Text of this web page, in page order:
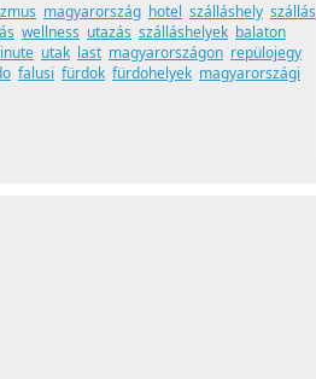
magyarország hotel szálláshely szállás
wellness utazás szálláshelyek balaton
utak last magyarországon repülojegy
falusi fürdok fürdohelyek magyarországi